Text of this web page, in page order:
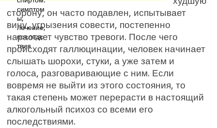
сторону, он часто подавлен, испытывает
вину, угрызения совести, постепенно
нарастает чувство тревоги. После чего
происходят галлюцинации, человек начинает
слышать шорохи, стуки, а уже затем и
голоса, разговаривающие с ним. Если
вовремя не выйти из этого состояния, то
такая степень может перерасти в настоящий
алкогольный психоз со всеми его
последствиями.